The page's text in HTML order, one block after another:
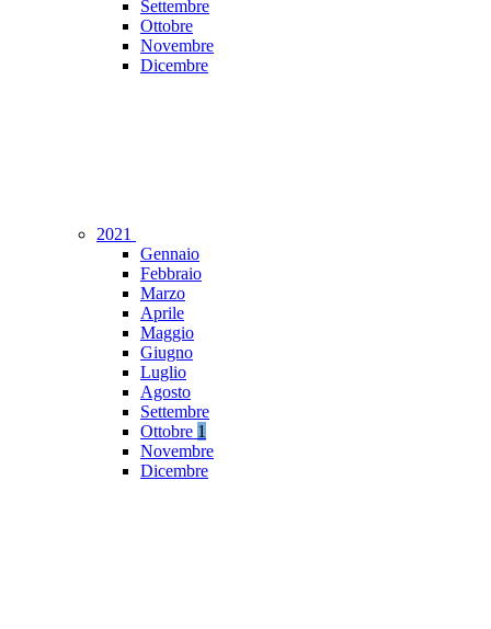
Settembre
Ottobre
Novembre
Dicembre
2021
Gennaio
Febbraio
Marzo
Aprile
Maggio
Giugno
Luglio
Agosto
Settembre
Ottobre 1
Novembre
Dicembre